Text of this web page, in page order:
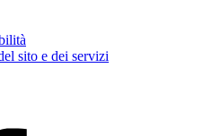
sito e dei servizi